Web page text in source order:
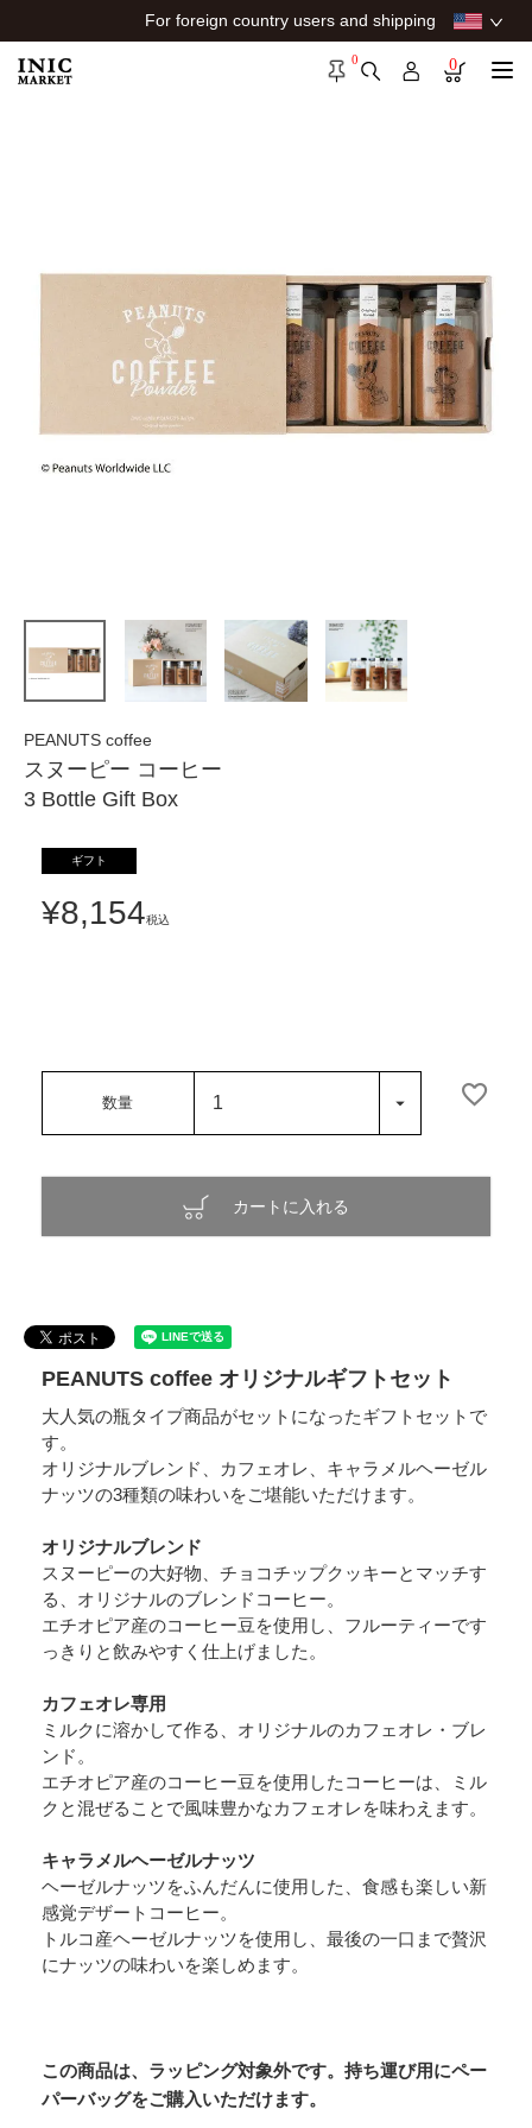
For foreign country users and shipping
0 0
PEANUTS coffee
スヌーピー コーヒー
3 Bottle Gift Box
ギフト
¥8,154税込
カートに入れる
PEANUTS coffee オリジナルギフトセット
大人気の瓶タイプ商品がセットになったギフトセットで
す。
オリジナルブレンド、カフェオレ、キャラメルヘーゼル
ナッツの3種類の味わいをご堪能いただけます。
オリジナルブレンド
スヌーピーの大好物、チョコチップクッキーとマッチす
る、オリジナルのブレンドコーヒー。
エチオピア産のコーヒー豆を使用し、フルーティーです
っきりと飲みやすく仕上げました。
カフェオレ専用
ミルクに溶かして作る、オリジナルのカフェオレ・ブレ
ンド。
エチオピア産のコーヒー豆を使用したコーヒーは、ミル
クと混ぜることで風味豊かなカフェオレを味わえます。
キャラメルヘーゼルナッツ
ヘーゼルナッツをふんだんに使用した、食感も楽しい新
感覚デザートコーヒー。
トルコ産ヘーゼルナッツを使用し、最後の一口まで贅沢
にナッツの味わいを楽しめます。
この商品は、ラッピング対象外です。持ち運び用にペー
パーバッグをご購入いただけます。